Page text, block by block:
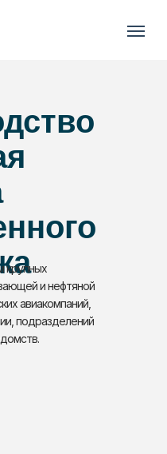
крупных
и нефтяной
авиакомпаний,
подразделений